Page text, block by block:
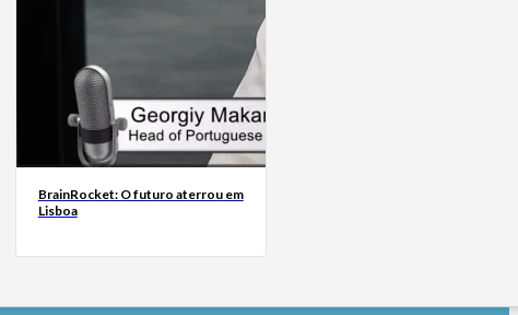
BrainRocket: O futuro aterrou em
Lisboa